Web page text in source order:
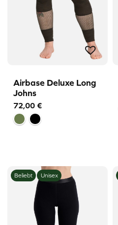
Airbase Deluxe Long
Johns
72,00 €
Beliebt Unisex